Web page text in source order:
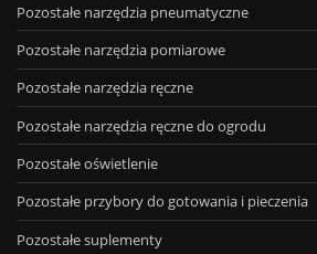
Pozostałe narzędzia pneumatyczne
Pozostałe narzędzia pomiarowe
Pozostałe narzędzia ręczne
Pozostałe narzędzia ręczne do ogrodu
Pozostałe oświetlenie
Pozostałe przybory do gotowania i pieczenia
Pozostałe suplementy